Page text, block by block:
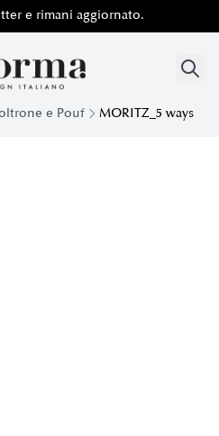
e rimani aggiornato.
e Pouf MORITZ_5 ways
l’ufficio con rotelle | Eforma